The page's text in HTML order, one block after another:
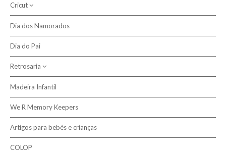
Cortantes Bigz
Ferramentas e Acessórios Sizzix
Cortantes
Plotters de Corte
Acessórios
Cricut
Vinil Iron On
Dia dos Namorados
Dia do Pai
Retrosaria
Tecido Plastificado
Acessórios, Ferramentas e Complementos de Costura
Tecidos 100% Algodão
Madeira Infantil
We R Memory Keepers
Artigos para bebés e crianças
COLOP